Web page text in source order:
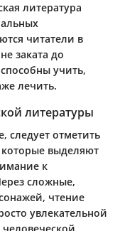
литература
читатели в
заката до
учить,
лечить.
литературы
следует отметить
выделяют
к
сложные,
чтение
увлекательной